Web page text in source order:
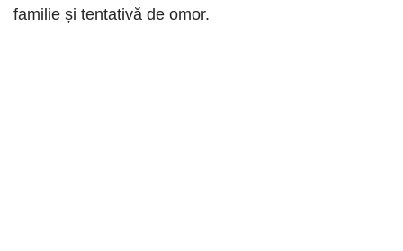
familie și tentativă de omor.